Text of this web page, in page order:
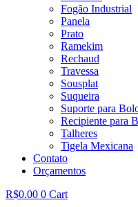
Fogão Industrial
Panela
Prato
Ramekim
Rechaud
Travessa
Sousplat
Suqueira
Suporte para
Recipiente para
Talheres
Tigela Mexicana
Contato
Orçamentos
R$0.00 0 Cart